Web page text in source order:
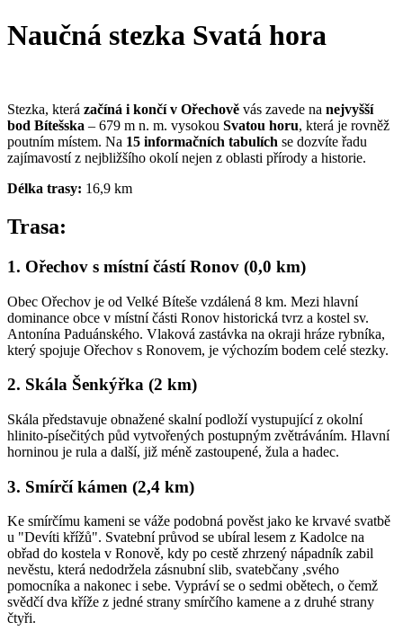
Naučná stezka Svatá hora
Stezka, která začíná i končí v Ořechově vás zavede na nejvyšší
bod Bítešska – 679 m n. m. vysokou Svatou horu, která je rovněž
poutním místem. Na 15 informačních tabulích se dozvíte řadu
zajímavostí z nejbližšího okolí nejen z oblasti přírody a historie.
Délka trasy: 16,9 km
Trasa:
1. Ořechov s místní částí Ronov (0,0 km)
Obec Ořechov je od Velké Bíteše vzdálená 8 km. Mezi hlavní
dominance obce v místní části Ronov historická tvrz a kostel sv.
Antonína Paduánského. Vlaková zastávka na okraji hráze rybníka,
který spojuje Ořechov s Ronovem, je výchozím bodem celé stezky.
2. Skála Šenkýřka (2 km)
Skála představuje obnažené skalní podloží vystupující z okolní
hlinito-písečitých půd vytvořených postupným zvětráváním. Hlavní
horninou je rula a další, již méně zastoupené, žula a hadec.
3. Smírčí kámen (2,4 km)
Ke smírčímu kameni se váže podobná pověst jako ke krvavé svatbě
u "Devíti křížů". Svatební průvod se ubíral lesem z Kadolce na
obřad do kostela v Ronově, kdy po cestě zhrzený nápadník zabil
nevěstu, která nedodržela zásnubní slib, svatebčany ,svého
pomocníka a nakonec i sebe. Vypráví se o sedmi obětech, o čemž
svědčí dva kříže z jedné strany smírčího kamene a z druhé strany
čtyři.